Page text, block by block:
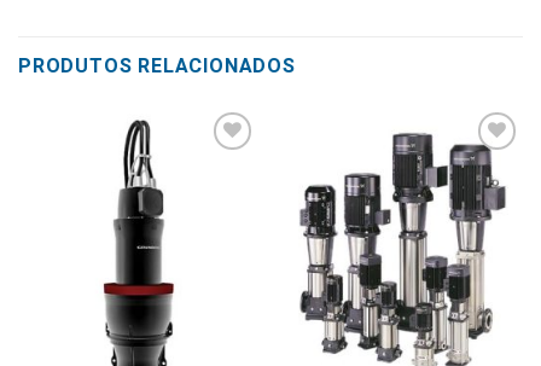
PRODUTOS RELACIONADOS
Add to
wishlist